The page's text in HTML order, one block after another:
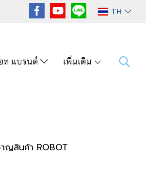
TH
ท แบรนด์ เพิ่มเติม
ญสินค้า ROBOT